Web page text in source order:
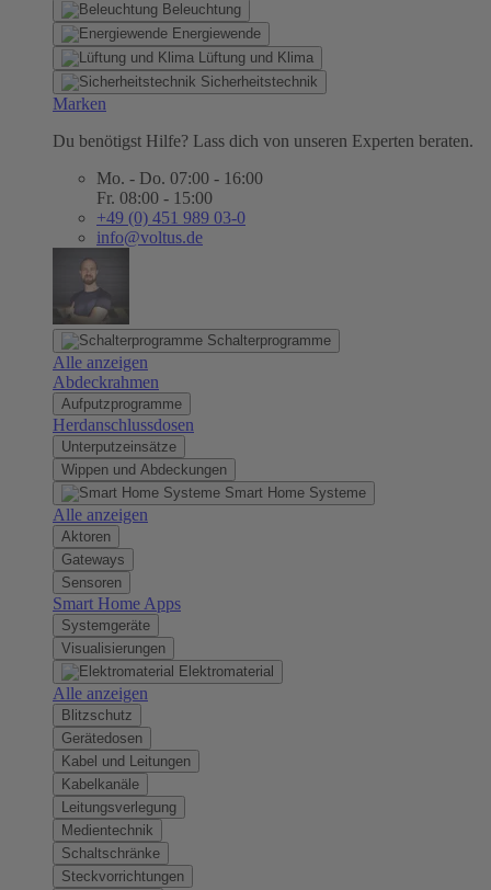
Beleuchtung
Energiewende
Lüftung und Klima
Sicherheitstechnik
Marken
Du benötigst Hilfe? Lass dich von unseren Experten beraten.
Mo. - Do. 07:00 - 16:00
Fr. 08:00 - 15:00
+49 (0) 451 989 03-0
info@voltus.de
Schalterprogramme
Alle anzeigen
Abdeckrahmen
Aufputzprogramme
Herdanschlussdosen
Unterputzeinsätze
Wippen und Abdeckungen
Smart Home Systeme
Alle anzeigen
Aktoren
Gateways
Sensoren
Smart Home Apps
Systemgeräte
Visualisierungen
Elektromaterial
Alle anzeigen
Blitzschutz
Gerätedosen
Kabel und Leitungen
Kabelkanäle
Leitungsverlegung
Medientechnik
Schaltschränke
Steckvorrichtungen